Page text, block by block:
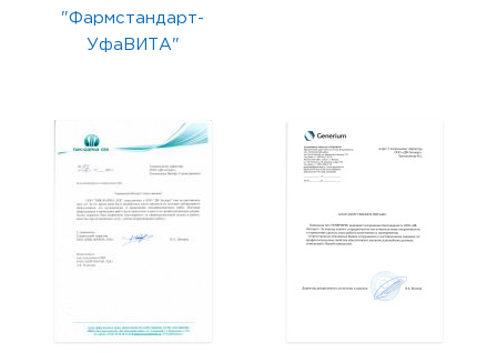
"Фармстандарт-
УфаВИТА"